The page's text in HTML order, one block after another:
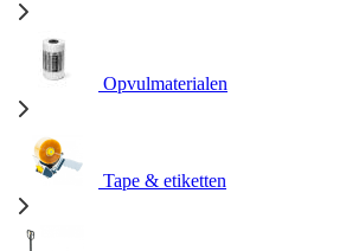
Opvulmaterialen
Tape & etiketten